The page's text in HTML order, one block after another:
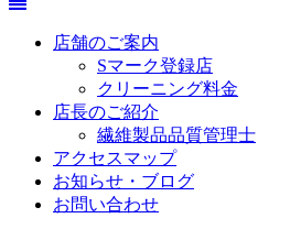
店舗のご案内
Sマーク登録店
クリーニング料金
店長のご紹介
繊維製品品質管理士
アクセスマップ
お知らせ・ブログ
お問い合わせ